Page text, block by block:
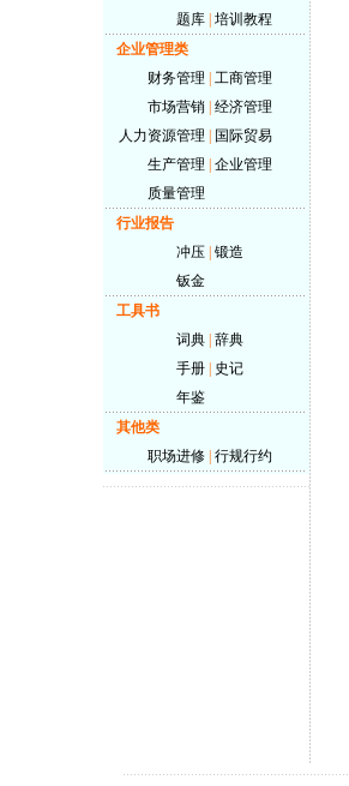
题库 培训教程
企业管理类
财务管理
工商管理
市场营销 经济管理
人力资源管理
国际贸易
生产管理
企业管理
质量管理
行业报告
冲压 锻造
钣金
工具书
词典 辞典
手册
史记
年鉴
其他类
职场进修 行规行约